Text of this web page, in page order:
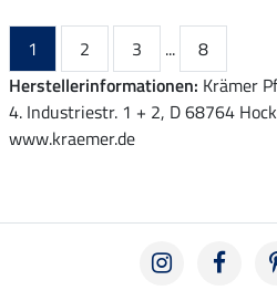
1 2 3 ...
8
Herstellerinformationen: Krämer
4. Industriestr. 1 + 2, D 68764
www.kraemer.de